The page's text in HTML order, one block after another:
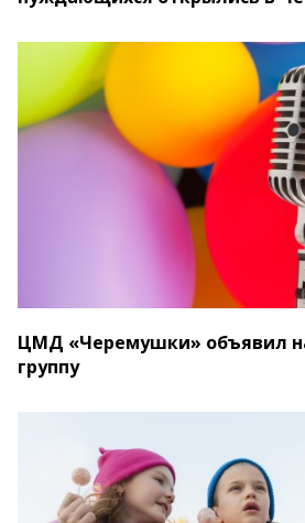
ЦМД «Черемушки» объявил
группу